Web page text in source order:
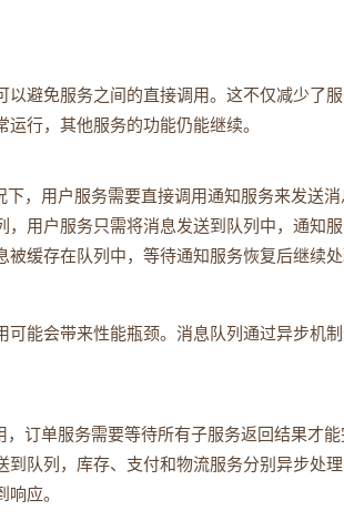
避免服务之间的直接调用。这不仅减少了服
行，其他服务的功能仍能继续。
，用户服务需要直接调用通知服务来发送消
用户服务只需将消息发送到队列中，通知
缓存在队列中，等待通知服务恢复后继续处
能会带来性能瓶颈。消息队列通过异步机
订单服务需要等待所有子服务返回结果才能
队列，库存、支付和物流服务分别异步处
应。